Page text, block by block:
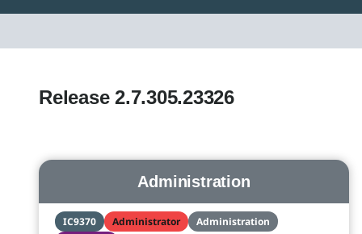
Release 2.7.305.23326
Administration
IC9370 Administrator
Administration